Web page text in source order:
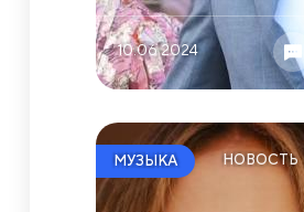
10.06 2024
МУЗЫКА НОВОСТЬ